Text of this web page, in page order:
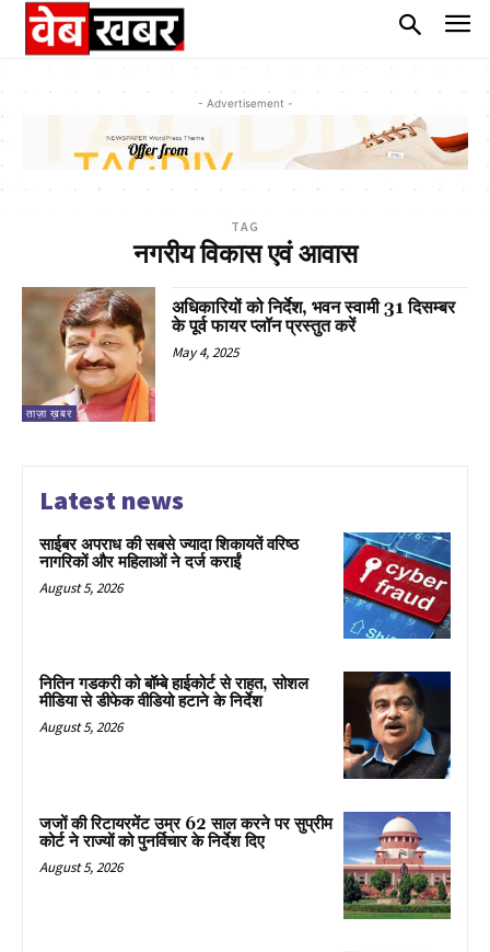
- Advertisement -
TAG
नगरीय विकास एवं आवास
ताज़ा ख़बर
अधिकारियों को निर्देश, भवन स्वामी 31 दिसम्बर
के पूर्व फायर प्लॉन प्रस्तुत करें
May 4, 2025
Latest news
साईबर अपराध की सबसे ज्यादा शिकायतें वरिष्ठ
नागरिकों और महिलाओं ने दर्ज कराईं
August 5, 2026
नितिन गडकरी को बॉम्बे हाईकोर्ट से राहत, सोशल
मीडिया से डीफेक वीडियो हटाने के निर्देश
August 5, 2026
जजों की रिटायरमेंट उम्र 62 साल करने पर सुप्रीम
कोर्ट ने राज्यों को पुनर्विचार के निर्देश दिए
August 5, 2026